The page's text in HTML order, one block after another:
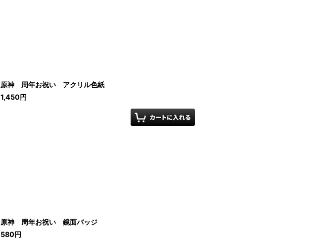
原神 周年お祝い アクリル色紙
1,450円
原神 周年お祝い 鏡面バッジ
580円